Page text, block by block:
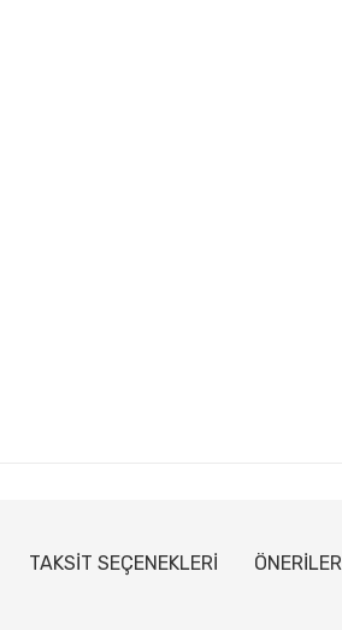
TAKSİT SEÇENEKLERİ